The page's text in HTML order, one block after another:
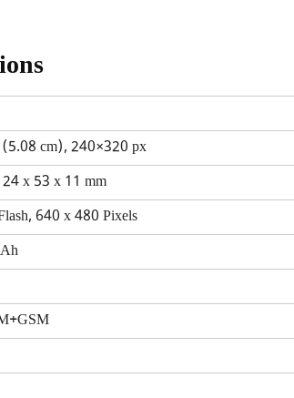
cm), 240×320 px
x 53 x 11 mm
640 x 480 Pixels